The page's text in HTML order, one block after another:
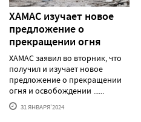
ХАМАС изучает новое
предложение о
прекращении огня
ХАМАС заявил во вторник, что
получил и изучает новое
предложение о прекращении
огня и освобождении ......
31 ЯНВАРЯ'2024